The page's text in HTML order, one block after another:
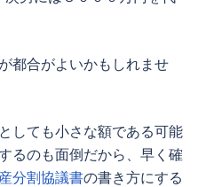
都合がよいかもしれませ
しても小さな額である可能
るのも面倒だから、早く確
分割協議書の書き方にする